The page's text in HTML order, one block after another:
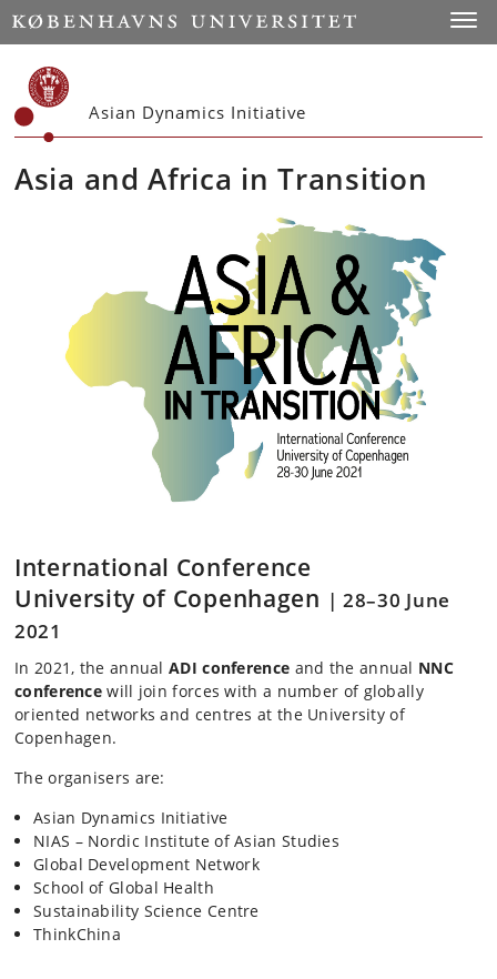
Start
Asian Dynamics Initiative
Asia and Africa in Transition
International Conference
University of Copenhagen | 28–30 June
2021
In 2021, the annual ADI conference and the annual NNC
conference will join forces with a number of globally
oriented networks and centres at the University of
Copenhagen.
The organisers are:
Asian Dynamics Initiative
NIAS – Nordic Institute of Asian Studies
Global Development Network
School of Global Health
Sustainability Science Centre
ThinkChina